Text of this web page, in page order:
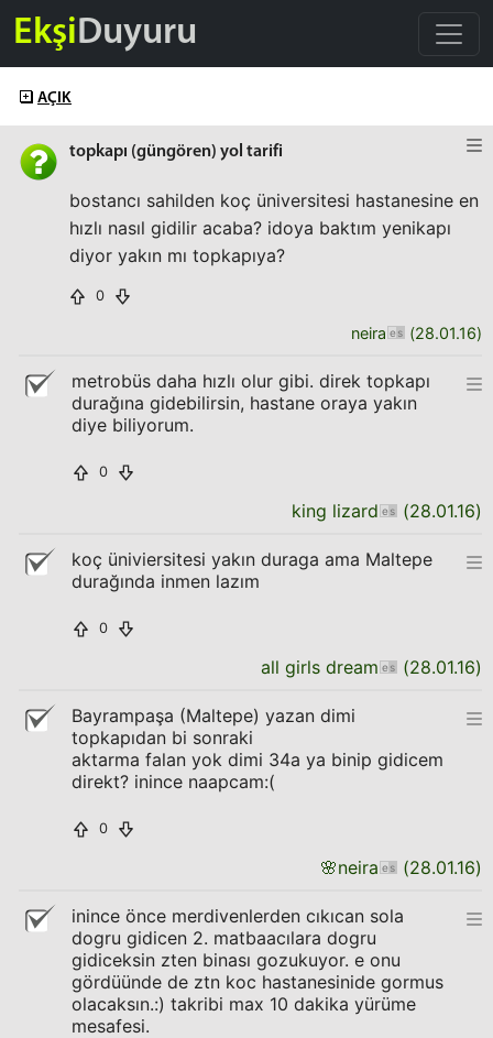
EkşiDuyuru
AÇIK
topkapı (güngören) yol tarifi
bostancı sahilden koç üniversitesi hastanesine en
hızlı nasıl gidilir acaba? idoya baktım yenikapı
diyor yakın mı topkapıya?
0
neira (28.01.16)
metrobüs daha hızlı olur gibi. direk topkapı
durağına gidebilirsin, hastane oraya yakın
diye biliyorum.
0
king lizard (28.01.16)
koç üniviersitesi yakın duraga ama Maltepe
durağında inmen lazım
0
all girls dream (28.01.16)
Bayrampaşa (Maltepe) yazan dimi
topkapıdan bi sonraki
aktarma falan yok dimi 34a ya binip gidicem
direkt? inince naapcam:(
0
🌸neira (28.01.16)
inince önce merdivenlerden cıkıcan sola
dogru gidicen 2. matbaacılara dogru
gidiceksin zten binası gozukuyor. e onu
gördüünde de ztn koc hastanesinide gormus
olacaksın.:) takribi max 10 dakika yürüme
mesafesi.